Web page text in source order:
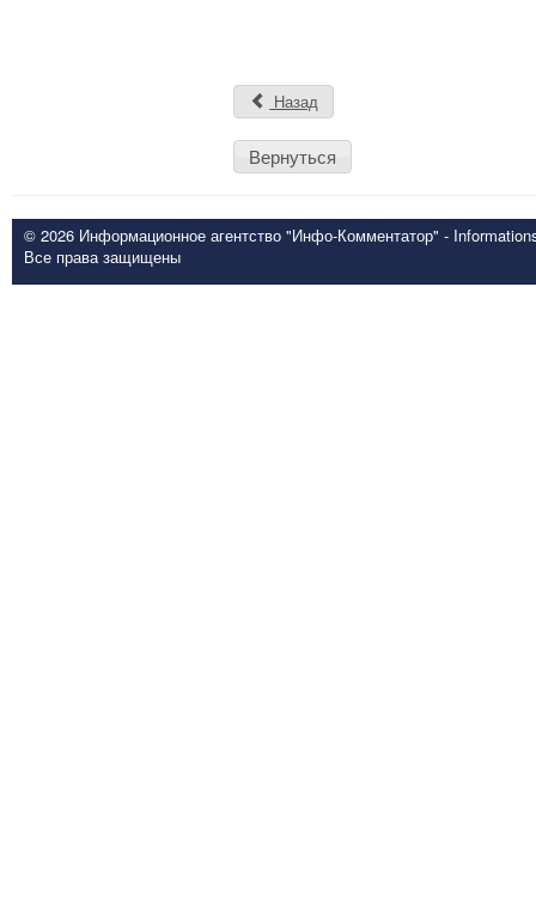
Назад
Вернуться
© 2026 Информационное агентство "Инфо-Комментатор" -
Все права защищены